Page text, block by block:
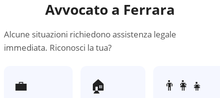
Avvocato a Ferrara
Alcune situazioni richiedono assistenza legale
immediata. Riconosci la tua?
💼 🏠 👨‍👩‍👧